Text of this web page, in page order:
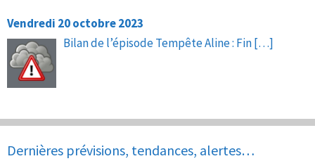
Vendredi 20 octobre 2023
Bilan de l’épisode Tempête Aline : Fin[…]
Dernières prévisions, tendances, alertes…